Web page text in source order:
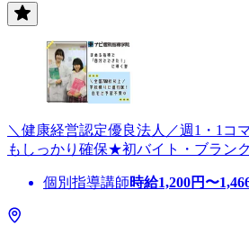
＼健康経営認定優良法人／週1・1コ
もしっかり確保★初バイト・ブラン
個別指導講師時給1,200円〜